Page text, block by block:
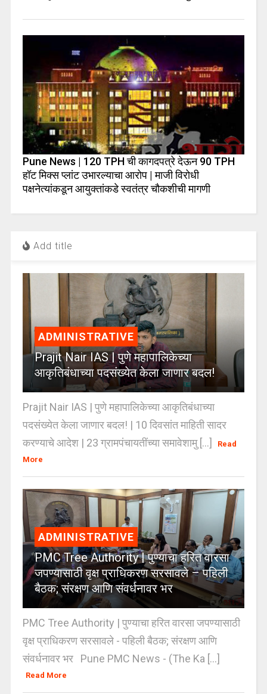
Pune News | 120 TPH ची कागदपत्रे देऊन 90 TPH
हॉट मिक्स प्लांट उभारल्याचा आरोप | माजी विरोधी
पक्षनेत्यांकडून आयुक्तांकडे स्वतंत्र चौकशीची मागणी
Add title
ADMINISTRATIVE
Prajit Nair IAS | पुणे महापालिकेच्या
आकृतिबंधाच्या पदसंख्येत केला जाणार बदल!
Prajit Nair IAS | पुणे महापालिकेच्या आकृतिबंधाच्या
पदसंख्येत केला जाणार बदल! | 10 दिवसांत माहिती सादर
करण्याचे आदेश | 23 ग्रामपंचायतींच्या समावेशामु [...]
Read
More
ADMINISTRATIVE
PMC Tree Authority | पुण्याचा हरित वारसा
जपण्यासाठी वृक्ष प्राधिकरण सरसावले – पहिली
बैठक; संरक्षण आणि संवर्धनावर भर
PMC Tree Authority | पुण्याचा हरित वारसा जपण्यासाठी
वृक्ष प्राधिकरण सरसावले - पहिली बैठक; संरक्षण आणि
संवर्धनावर भर Pune PMC News - (The Ka [...]
Read More